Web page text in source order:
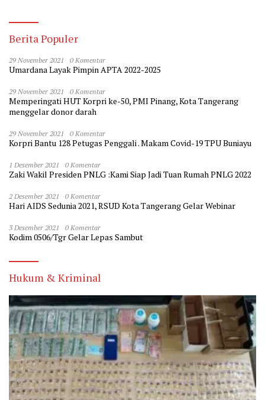
Berita Populer
29 November 2021 0 Komentar
Umardana Layak Pimpin APTA 2022-2025
29 November 2021 0 Komentar
Memperingati HUT Korpri ke-50, PMI Pinang, Kota Tangerang
menggelar donor darah
29 November 2021 0 Komentar
Korpri Bantu 128 Petugas Penggali . Makam Covid-19 TPU Buniayu
1 Desember 2021 0 Komentar
Zaki Wakil Presiden PNLG :Kami Siap Jadi Tuan Rumah PNLG 2022
2 Desember 2021 0 Komentar
Hari AIDS Sedunia 2021, RSUD Kota Tangerang Gelar Webinar
3 Desember 2021 0 Komentar
Kodim 0506/Tgr Gelar Lepas Sambut
Hukum & Kriminal